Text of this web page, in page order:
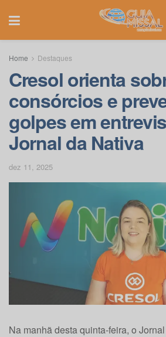
Home Destaques
Cresol orienta
consórcios e
golpes em
Jornal da Nativa
dez 11, 2025
Na manhã desta quinta-feira, o